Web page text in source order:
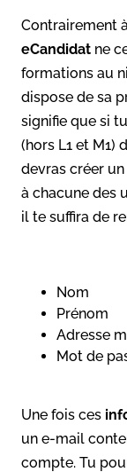
Contrairement à
eCandidat ne
formations au
dispose de sa
signifie que si
(hors L1 et M1)
devras créer
à chacune des
il te suffira de
Nom
Prénom
Adresse
Mot de
Une fois ces
un e-mail
compte. Tu